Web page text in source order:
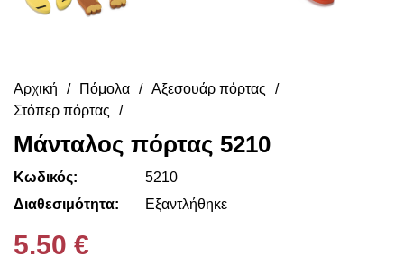
Αρχική Πόμολα
Αξεσουάρ πόρτας
Στόπερ πόρτας
Μάνταλος πόρτας 5210
Κωδικός:
5210
Διαθεσιμότητα:
Εξαντλήθηκε
5.50 €